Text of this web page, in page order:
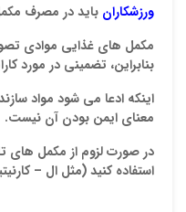
ورزشکاران باید در مصرف
مکمل های غذایی موادی
بنابراین، تضمینی در مورد
اینکه ادعا می شود مواد
معنای ایمن بودن آن نیست.
در صورت لزوم از مکمل های
استفاده کنید(مثل ال –